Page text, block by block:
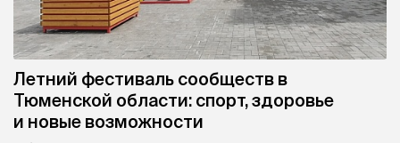
Летний фестиваль сообществ в
Тюменской области: спорт, здоровье
и новые возможности